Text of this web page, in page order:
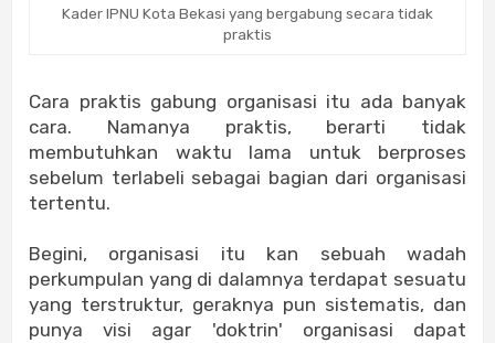
Kader IPNU Kota Bekasi yang bergabung secara tidak
praktis
Cara praktis gabung organisasi itu ada banyak
cara. Namanya praktis, berarti tidak
membutuhkan waktu lama untuk berproses
sebelum terlabeli sebagai bagian dari organisasi
tertentu.
Begini, organisasi itu kan sebuah wadah
perkumpulan yang di dalamnya terdapat sesuatu
yang terstruktur, geraknya pun sistematis, dan
punya visi agar 'doktrin' organisasi dapat